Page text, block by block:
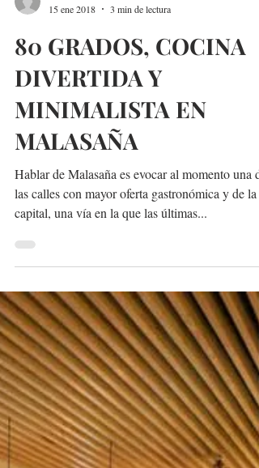
@madridmeenamora
3 min de lectura
80 GRADOS, COCINA
DIVERTIDA Y
MINIMALISTA EN
MALASAÑA
Hablar de Malasaña es evocar al momento una de
las calles con mayor oferta gastronómica y de la
capital, una vía en la que las últimas...